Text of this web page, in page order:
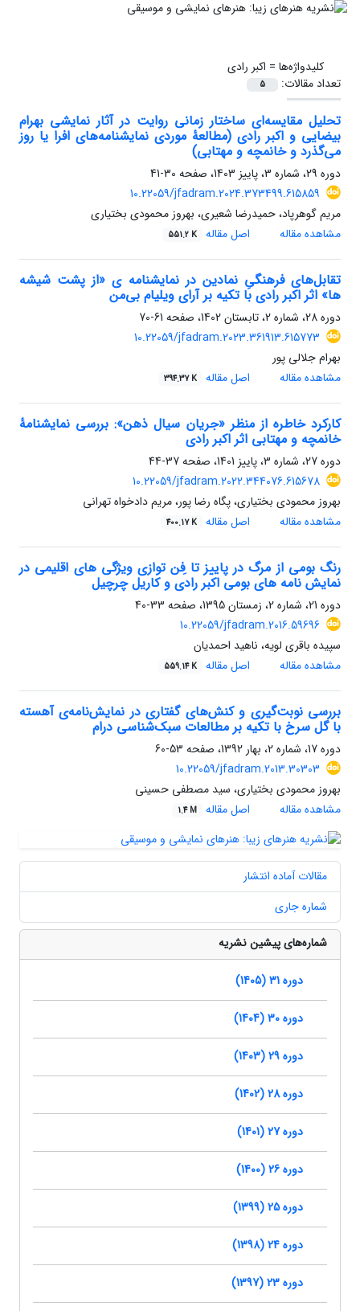
کلیدواژه‌ها = اکبر رادی
تعداد مقالات:
5
تحلیل مقایسه‌ای ساختار زمانی روایت در آثار نمایشی بهرام
بیضایی و اکبر رادی (مطالعۀ موردی نمایشنامه‌های افرا یا روز
می‌گذرد و خانمچه و مهتابی)
دوره 29، شماره 3، پاییز 1403، صفحه
30-41
10.22059/jfadram.2024.373499.615859
مریم گوهرپاد، حمیدرضا شعیری، بهروز محمودی بختیاری
مشاهده مقاله
اصل مقاله 551.2 K
تقابل‌های فرهنگیِ نمادین در نمایشنامه‏ ی «از پشت شیشه‏
ها» اثر اکبر رادی با تکیه بر آرای ویلیام بی‌من
دوره 28، شماره 2، تابستان 1402، صفحه
61-70
10.22059/jfadram.2023.361913.615773
بهرام جلالی پور
مشاهده مقاله
اصل مقاله 394.37 K
کارکرد خاطره از منظر «جریان سیال ذهن»: بررسی نمایشنامۀ
خانمچه و مهتابی اثر اکبر رادی
دوره 27، شماره 3، پاییز 1401، صفحه
37-44
10.22059/jfadram.2022.344076.615678
بهروز محمودی بختیاری، پگاه رضا پور، مریم دادخواه تهرانی
مشاهده مقاله
اصل مقاله 400.17 K
رنگ بومی از مرگ در پاییز تا ِفن توازی ویژگی های اقلیمی در
نمایش نامه های بومی اکبر رادی و کاریل چرچیل
دوره 21، شماره 2، زمستان 1395، صفحه
33-40
10.22059/jfadram.2016.59696
سپیده باقری لویه، ناهید احمدیان
مشاهده مقاله
اصل مقاله 559.14 K
بررسی نوبت‌گیری و کنش‌های گفتاری در نمایش‌نامه‌ی آهسته
با گل سرخ با تکیه بر مطالعات سبک‌شناسی درام
دوره 17، شماره 2، بهار 1392، صفحه
53-60
10.22059/jfadram.2013.30303
بهروز محمودی بختیاری، سید مصطفی حسینی
مشاهده مقاله
اصل مقاله 1.4 M
مقالات آماده انتشار
شماره جاری
شماره‌های پیشین نشریه
دوره 31 (1405)
دوره 30 (1404)
دوره 29 (1403)
دوره 28 (1402)
دوره 27 (1401)
دوره 26 (1400)
دوره 25 (1399)
دوره 24 (1398)
دوره 23 (1397)